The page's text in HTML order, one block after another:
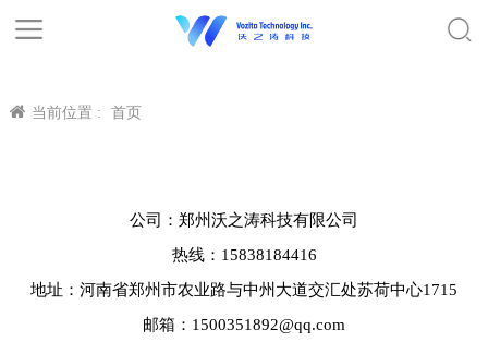
当前位置 : 首页
公司：郑州沃之涛科技有限公司
热线：15838184416
地址：河南省郑州市农业路与中州大道交汇处苏荷中心1715
邮箱：1500351892@qq.com